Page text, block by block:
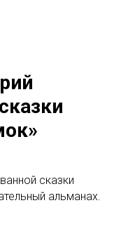
сказки
альманах.